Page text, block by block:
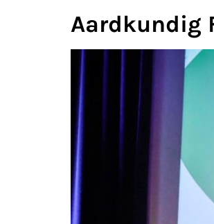
Aardkundig